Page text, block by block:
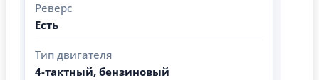
Реверс
Есть
Тип двигателя
4-тактный, бензиновый